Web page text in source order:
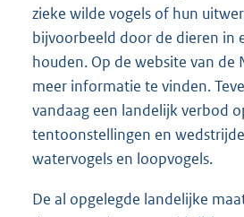
zieke wilde vogels of hun
bijvoorbeeld door de dieren in
houden. Op de website van de
meer informatie te vinden.
vandaag een landelijk verbod
tentoonstellingen en
watervogels en loopvogels.
De al opgelegde landelijke